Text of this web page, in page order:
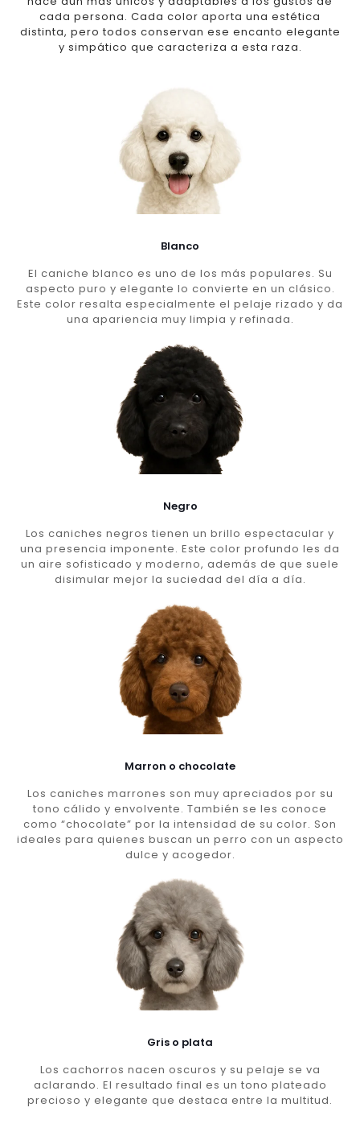
cada persona. Cada color aporta una estética
distinta, pero todos conservan ese encanto elegante
y simpático que caracteriza a esta raza.
Blanco
El caniche blanco es uno de los más populares. Su
aspecto puro y elegante lo convierte en un clásico.
Este color resalta especialmente el pelaje rizado y da
una apariencia muy limpia y refinada.
Negro
Los caniches negros tienen un brillo espectacular y
una presencia imponente. Este color profundo les da
un aire sofisticado y moderno, además de que suele
disimular mejor la suciedad del día a día.
Marron o chocolate
Los caniches marrones son muy apreciados por su
tono cálido y envolvente. También se les conoce
como “chocolate” por la intensidad de su color. Son
ideales para quienes buscan un perro con un aspecto
dulce y acogedor.
Gris o plata
Los cachorros nacen oscuros y su pelaje se va
aclarando. El resultado final es un tono plateado
precioso y elegante que destaca entre la multitud.